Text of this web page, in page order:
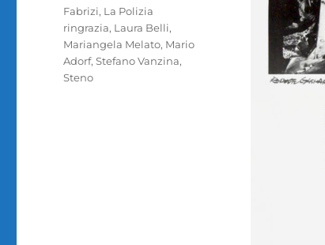
Fabrizi, La Polizia
ringrazia, Laura Belli,
Mariangela Melato, Mario
Adorf,Stefano Vanzina,
Steno